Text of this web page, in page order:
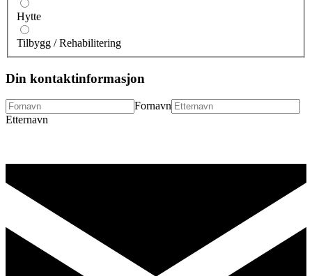
Hytte
Tilbygg / Rehabilitering
Din kontaktinformasjon
Fornavn
Etternavn